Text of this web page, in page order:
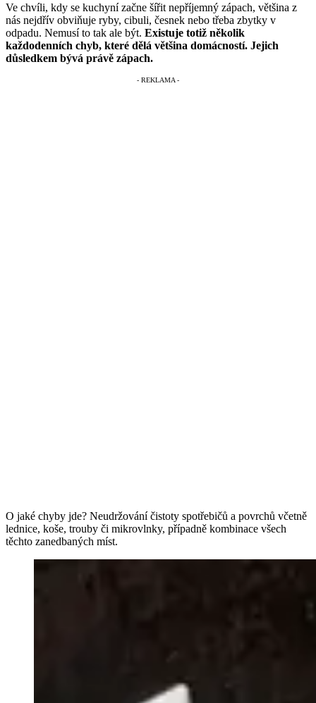
Ve chvíli, kdy se kuchyní začne šířit nepříjemný zápach, většina z
nás nejdřív obviňuje ryby, cibuli, česnek nebo třeba zbytky v
odpadu. Nemusí to tak ale být. Existuje totiž několik
každodenních chyb, které dělá většina domácností. Jejich
důsledkem bývá právě zápach.
O jaké chyby jde? Neudržování čistoty spotřebičů a povrchů včetně
lednice, koše, trouby či mikrovlnky, případně kombinace všech
těchto zanedbaných míst.